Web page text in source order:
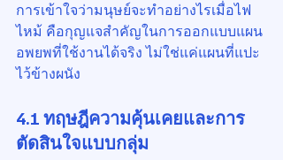
การเข้าใจว่ามนุษย์จะทำอย่างไรเมื่อไฟ
ไหม้ คือกุญแจสำคัญในการออกแบบแผน
อพยพที่ใช้งานได้จริง ไม่ใช่แค่แผนที่แปะ
ไว้ข้างผนัง
4.1 ทฤษฎีความคุ้นเคยและการ
ตัดสินใจแบบกลุ่ม